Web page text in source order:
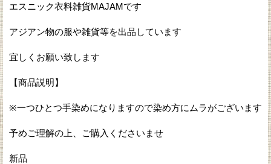
エスニック衣料雑貨MAJAMです
アジアン物の服や雑貨等を出品しています
宜しくお願い致します
【商品説明】
※一つひとつ手染めになりますので染め方にムラがございます
予めご理解の上、ご購入くださいませ
新品